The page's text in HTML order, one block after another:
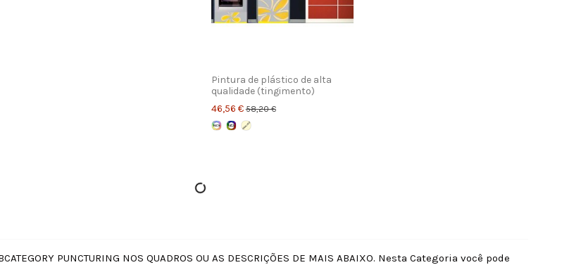
Pintura de plástico de alta
qualidade (tingimento)
46,56 €58,20 €
PUNCTURING NOS QUADROS OU AS DESCRIÇÕES DE MAIS ABAIXO. Nesta Categoria você pode